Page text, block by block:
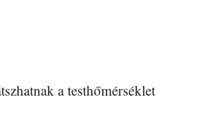
a testhőmérséklet